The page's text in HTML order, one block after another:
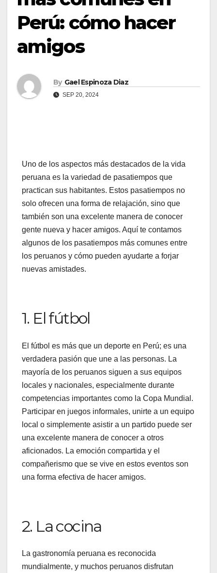
Perú: cómo hacer
amigos
By Gael Espinoza Diaz
SEP 20, 2024
Uno de los aspectos más destacados de la vida
peruana es la variedad de pasatiempos que
practican sus habitantes. Estos pasatiempos no
solo ofrecen una forma de relajación, sino que
también son una excelente manera de conocer
gente nueva y hacer amigos. Aquí te contamos
algunos de los pasatiempos más comunes entre
los peruanos y cómo pueden ayudarte a forjar
nuevas amistades.
1. El fútbol
El fútbol es más que un deporte en Perú; es una
verdadera pasión que une a las personas. La
mayoría de los peruanos siguen a sus equipos
locales y nacionales, especialmente durante
competencias importantes como la Copa Mundial.
Participar en juegos informales, unirte a un equipo
local o simplemente asistir a un partido puede ser
una excelente manera de conocer a otros
aficionados. La emoción compartida y el
compañerismo que se vive en estos eventos son
una forma efectiva de hacer amigos.
2. La cocina
La gastronomía peruana es reconocida
mundialmente, y muchos peruanos disfrutan